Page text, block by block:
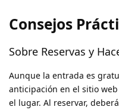
Consejos
Sobre Reservas y
Aunque la entrada es
anticipación en el sitio
el lugar. Al reservar,